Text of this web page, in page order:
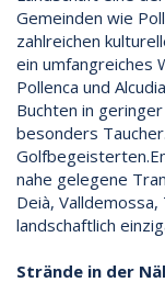
Gemeinden wie
zahlreichen
ein umfangreiches
Pollenca und
Buchten in
besonders
nahe gelegene
Deià,
landschaftlich
Strände in der